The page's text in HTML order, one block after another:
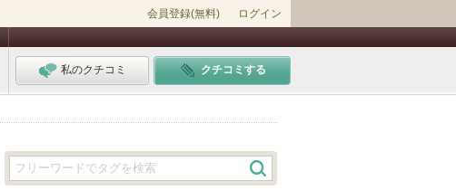
会員登録(無料) ログイン
私のクチコミ クチコミする